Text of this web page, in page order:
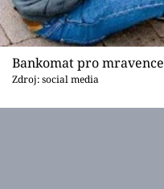
Bankomat pro mravence
Zdroj: social media